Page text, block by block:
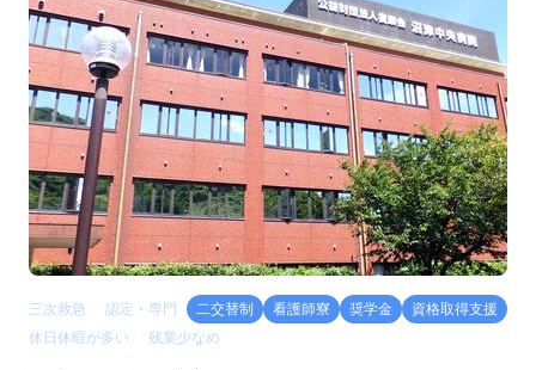
三次救急 認定・専門 二交替制 看護師寮 奨学金
資格取得支援
休日休暇が多い
残業少なめ